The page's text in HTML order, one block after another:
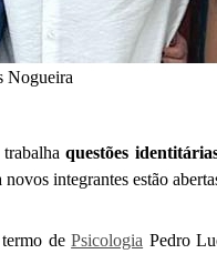
Nogueira
trabalhaquestões
integrantes estão
termo dePsicologia Pedro